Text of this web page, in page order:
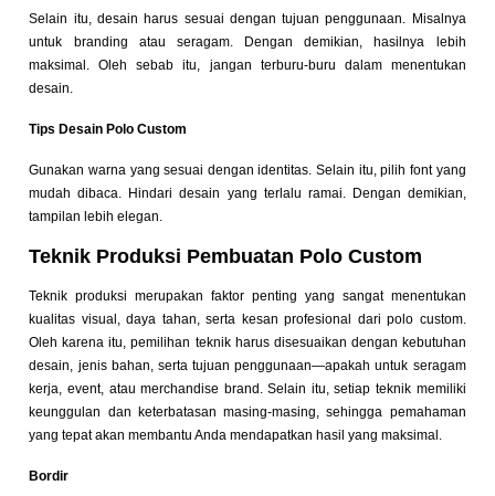
Selain itu, desain harus sesuai dengan tujuan penggunaan. Misalnya
untuk branding atau seragam. Dengan demikian, hasilnya lebih
maksimal. Oleh sebab itu, jangan terburu-buru dalam menentukan
desain.
Tips Desain Polo Custom
Gunakan warna yang sesuai dengan identitas. Selain itu, pilih font yang
mudah dibaca. Hindari desain yang terlalu ramai. Dengan demikian,
tampilan lebih elegan.
Teknik Produksi Pembuatan Polo Custom
Teknik produksi merupakan faktor penting yang sangat menentukan
kualitas visual, daya tahan, serta kesan profesional dari polo custom.
Oleh karena itu, pemilihan teknik harus disesuaikan dengan kebutuhan
desain, jenis bahan, serta tujuan penggunaan—apakah untuk seragam
kerja, event, atau merchandise brand. Selain itu, setiap teknik memiliki
keunggulan dan keterbatasan masing-masing, sehingga pemahaman
yang tepat akan membantu Anda mendapatkan hasil yang maksimal.
Bordir